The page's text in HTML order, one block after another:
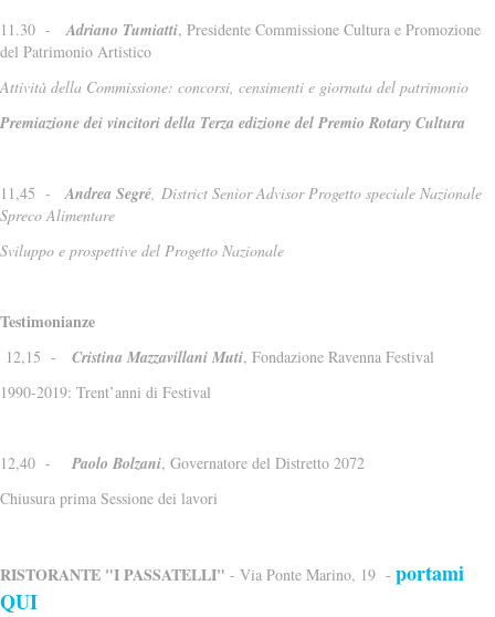
11.30 -Adriano Tumiatti, Presidente Commissione Cultura e Promozione
del Patrimonio Artistico
Attività della Commissione: concorsi, censimenti e giornata del patrimonio
Premiazione dei vincitori della Terza edizione del Premio Rotary Cultura
11,45 -Andrea Segré, District Senior Advisor Progetto speciale Nazionale
Spreco Alimentare
Sviluppo e prospettive del Progetto Nazionale
Testimonianze
12,15 - Cristina Mazzavillani Muti, Fondazione Ravenna Festival
1990-2019: Trent’anni di Festival
12,40 - Paolo Bolzani, Governatore del Distretto 2072
Chiusura prima Sessione dei lavori
RISTORANTE "I PASSATELLI" - Via Ponte Marino, 19 - portami
QUI